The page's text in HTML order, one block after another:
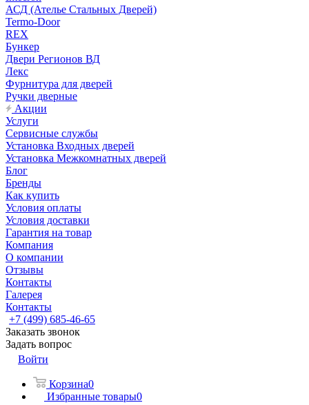
АСД (Ателье Стальных Дверей)
Termo-Door
REX
Бункер
Двери Регионов ВД
Лекс
Фурнитура для дверей
Ручки дверные
Акции
Услуги
Сервисные службы
Установка Входных дверей
Установка Межкомнатных дверей
Блог
Бренды
Как купить
Условия оплаты
Условия доставки
Гарантия на товар
Компания
О компании
Отзывы
Контакты
Галерея
Контакты
+7 (499) 685-46-65
Заказать звонок
Задать вопрос
Войти
Корзина0
Избранные товары0